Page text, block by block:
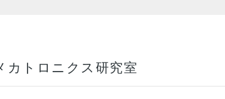
トロニクス研究室